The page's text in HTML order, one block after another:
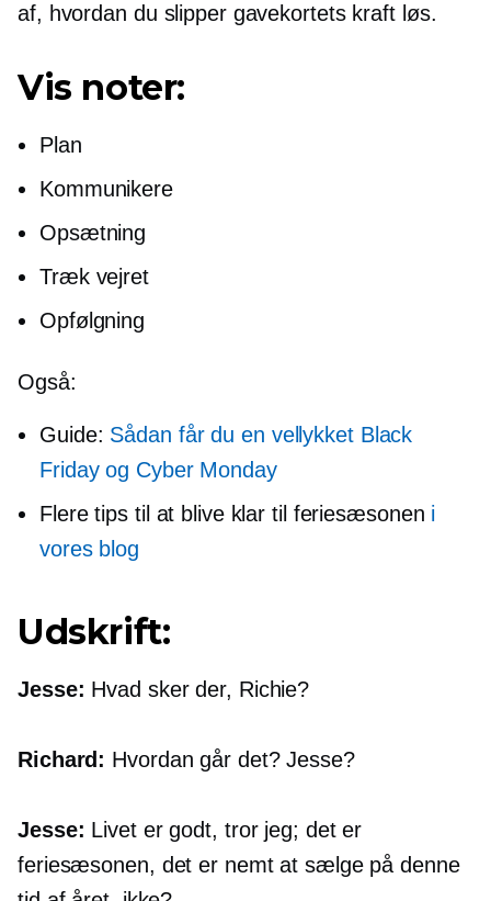
af, hvordan du slipper gavekortets kraft løs.
Vis noter:
Plan
Kommunikere
Opsætning
Træk vejret
Opfølgning
Også:
Guide: Sådan får du en vellykket Black
Friday og Cyber ​​Monday
Flere tips til at blive klar til feriesæsonen i
vores blog
Udskrift:
Jesse: Hvad sker der, Richie?
Richard: Hvordan går det? Jesse?
Jesse: Livet er godt, tror jeg; det er
feriesæsonen, det er nemt at sælge på denne